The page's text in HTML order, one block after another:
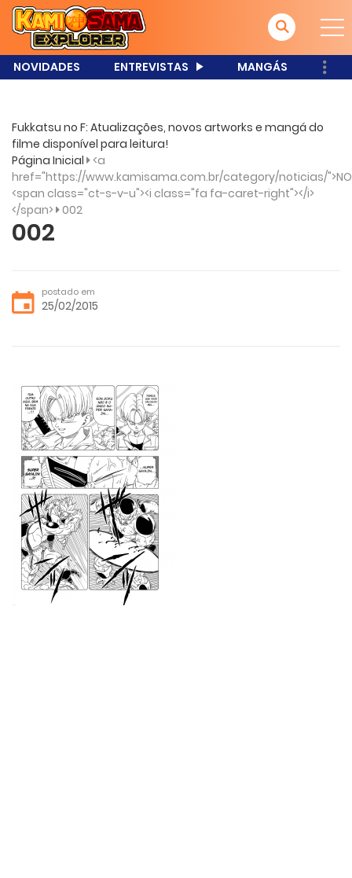
NOVIDADES ENTREVISTAS MANGÁS
Fukkatsu no F: Atualizações, novos artworks e mangá do
filme disponível para leitura!
Página Inicial <a
href="https://www.kamisama.com.br/category/noticias/
<span class="ct-s-v-u"><i class="fa fa-caret-right"></i>
</span> 002
002
postado em
25/02/2015